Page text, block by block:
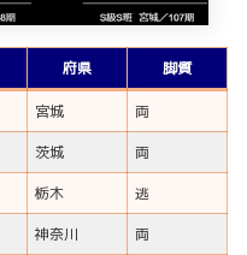
府県 脚質
宮城
両
茨城
両
栃木
逃
神奈川
両